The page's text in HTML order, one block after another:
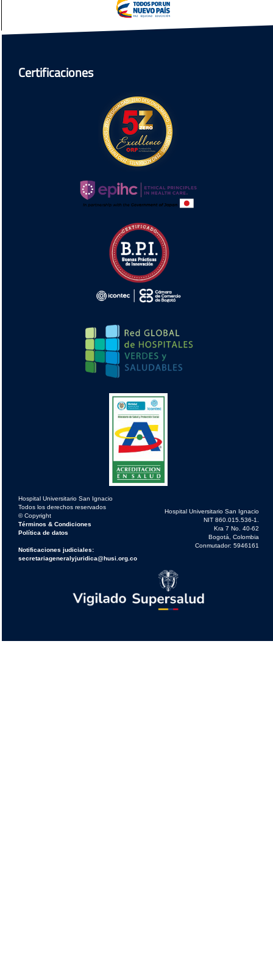
Certificaciones
Hospital Universitario San Ignacio
Todos los derechos reservados
© Copyright
Términos & Condiciones
Política de datos
Notificaciones judiciales:
secretariageneralyjuridica@husi.org.co
Hospital Universitario San Ignacio
NIT 860.015.536-1.
Kra 7 No. 40-62
Bogotá, Colombia
Conmutador: 5946161